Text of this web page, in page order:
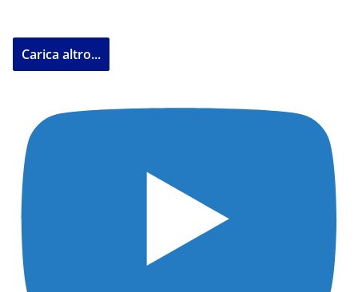
Carica altro...